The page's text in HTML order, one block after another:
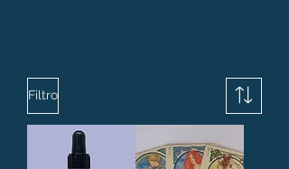
Filtro